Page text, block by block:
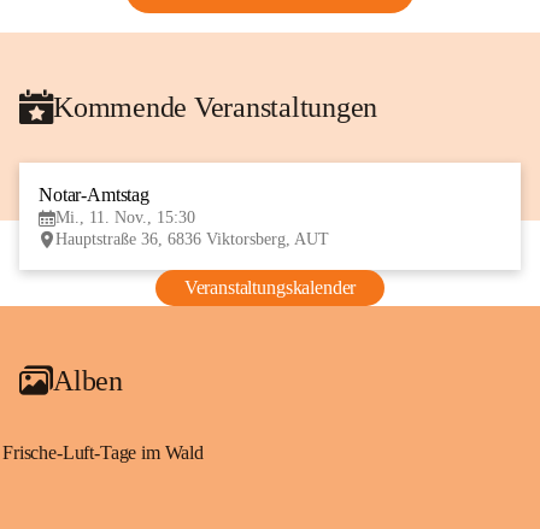
Kommende Veranstaltungen
Notar-Amtstag
Mi., 11. Nov., 15:30
Hauptstraße 36, 6836 Viktorsberg, AUT
Veranstaltungskalender
Alben
Frische-Luft-Tage im Wald